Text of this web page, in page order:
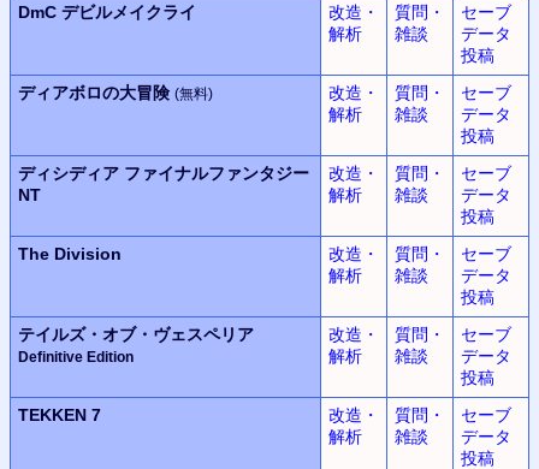
DmC デビルメイクライ
改造・
解析
質問・
雑談
セーブ
データ
投稿
ディアボロの大冒険 (無料)
改造・
解析
質問・
雑談
セーブ
データ
投稿
ディシディア ファイナルファンタジー
NT
改造・
解析
質問・
雑談
セーブ
データ
投稿
The Division
改造・
解析
質問・
雑談
セーブ
データ
投稿
テイルズ・オブ・ヴェスペリア
Definitive Edition
改造・
解析
質問・
雑談
セーブ
データ
投稿
TEKKEN 7
改造・
解析
質問・
雑談
セーブ
データ
投稿